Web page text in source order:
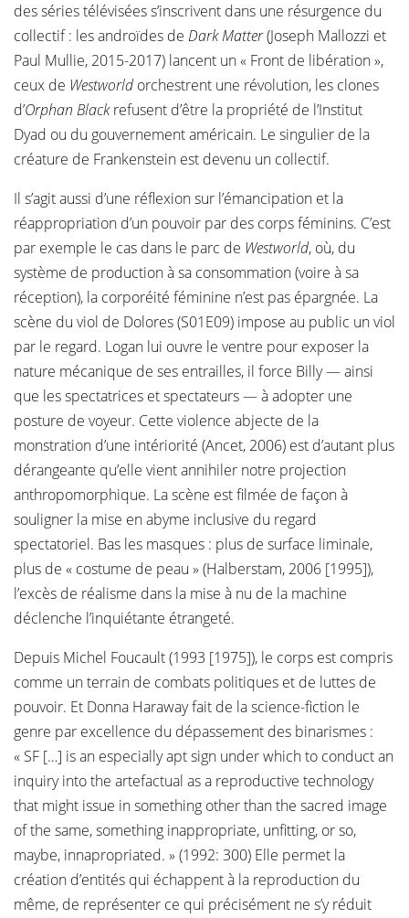
des séries télévisées s’inscrivent dans une résurgence du
collectif : les androïdes de Dark Matter(Joseph Mallozzi et
Paul Mullie, 2015-2017) lancent un « Front de libération »,
ceux de Westworldorchestrent une révolution, les clones
d’Orphan Blackrefusent d’être la propriété de l’Institut
Dyad ou du gouvernement américain. Le singulier de la
créature de Frankenstein est devenu un collectif.
Il s’agit aussi d’une réflexion sur l’émancipation et la
réappropriation d’un pouvoir par des corps féminins. C’est
par exemple le cas dans le parc de Westworld, où, du
système de production à sa consommation (voire à sa
réception), la corporéité féminine n’est pas épargnée. La
scène du viol de Dolores (S01E09) impose au public un viol
par le regard. Logan lui ouvre le ventre pour exposer la
nature mécanique de ses entrailles, il force Billy — ainsi
que les spectatrices et spectateurs — à adopter une
posture de voyeur. Cette violence abjecte de la
monstration d’une intériorité (Ancet, 2006) est d’autant plus
dérangeante qu’elle vient annihiler notre projection
anthropomorphique. La scène est filmée de façon à
souligner la mise en abyme inclusive du regard
spectatoriel. Bas les masques : plus de surface liminale,
plus de « costume de peau » (Halberstam, 2006 [1995]),
l’excès de réalisme dans la mise à nu de la machine
déclenche l’inquiétante étrangeté.
Depuis Michel Foucault (1993 [1975]), le corps est compris
comme un terrain de combats politiques et de luttes de
pouvoir. Et Donna Haraway fait de la science-fiction le
genre par excellence du dépassement des binarismes :
« SF […] is an especially apt sign under which to conduct an
inquiry into the artefactual as a reproductive technology
that might issue in something other than the sacred image
of the same, something inappropriate, unfitting, or so,
maybe, innapropriated. » (1992: 300) Elle permet la
création d’entités qui échappent à la reproduction du
même, de représenter ce qui précisément ne s’y réduit